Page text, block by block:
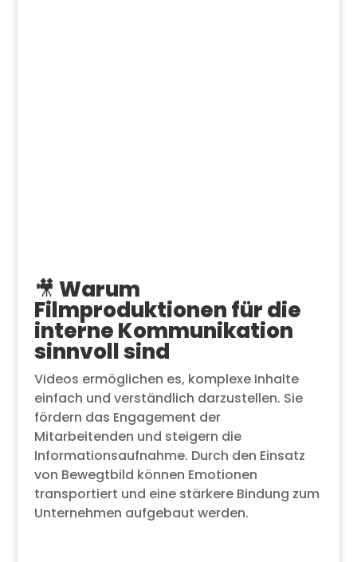
🎥 Warum
Filmproduktionen für die
interne Kommunikation
sinnvoll sind
Videos ermöglichen es, komplexe Inhalte
einfach und verständlich darzustellen. Sie
fördern das Engagement der
Mitarbeitenden und steigern die
Informationsaufnahme. Durch den Einsatz
von Bewegtbild können Emotionen
transportiert und eine stärkere Bindung zum
Unternehmen aufgebaut werden.